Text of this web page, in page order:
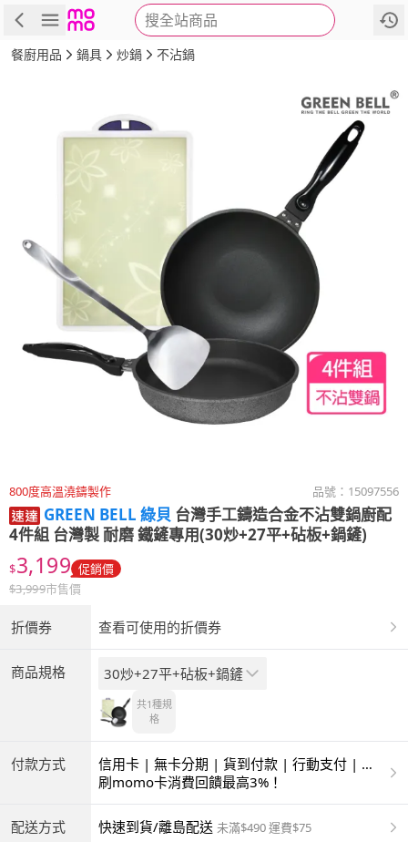
搜全站商品
商品 評價 詳情
餐廚用品 鍋具 炒鍋 不沾鍋
800度高溫澆鑄製作 品號： 15097556
GREEN BELL 綠貝 台灣手工鑄造合金不沾雙鍋廚配
4件組 台灣製 耐磨 鐵鏟專用(30炒+27平+砧板+鍋鏟)
$3,199 促銷價
$3,999市售價
折價券 查看可使用的折價券
商品規格 30炒+27平+砧板+鍋鏟
共1種規
格
付款方式
信用卡 | 無卡分期 | 貨到付款 | 行動支付 | 超
商付款 | ATM | 銀聯卡
刷momo卡消費回饋最高3%！
配送方式 快速到貨/離島配送 未滿$490 運費$75